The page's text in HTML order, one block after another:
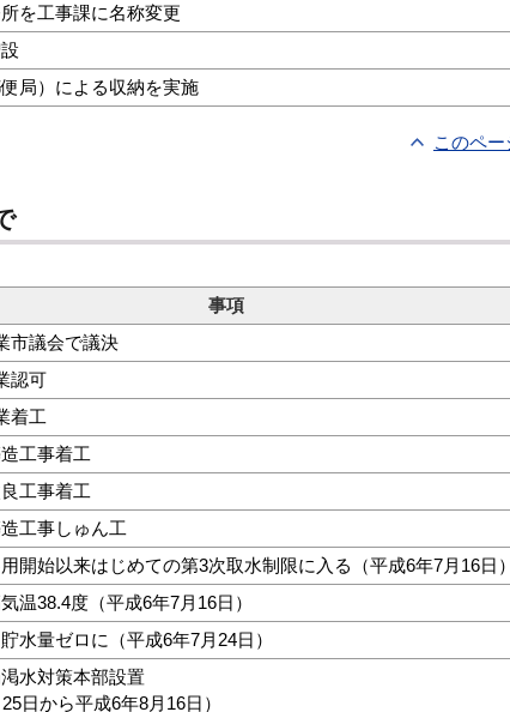
を工事課に名称変更
局）による収納を実施
このペ
事項
市議会で議決
認可
着工
工事着工
工事着工
工事しゅん工
開始以来はじめての第3次取水制限に入る（平成6年7月16日）
温38.4度（平成6年7月16日）
水量ゼロに（平成6年7月24日）
水対策本部設置
25日から平成6年8月16日）